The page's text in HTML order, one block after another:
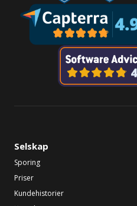
Selskap
Sporing
Priser
Kundehistorier